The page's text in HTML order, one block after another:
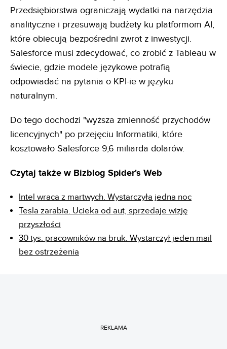
Przedsiębiorstwa ograniczają wydatki na narzędzia
analityczne i przesuwają budżety ku platformom AI,
które obiecują bezpośredni zwrot z inwestycji.
Salesforce musi zdecydować, co zrobić z Tableau w
świecie, gdzie modele językowe potrafią
odpowiadać na pytania o KPI-ie w języku
naturalnym.
Do tego dochodzi "wyższa zmienność przychodów
licencyjnych" po przejęciu Informatiki, które
kosztowało Salesforce 9,6 miliarda dolarów.
Czytaj także w Bizblog Spider's Web
Intel wraca z martwych. Wystarczyła jedna noc
Tesla zarabia. Ucieka od aut, sprzedaje wizję
przyszłości
30 tys. pracowników na bruk. Wystarczył jeden mail
bez ostrzeżenia
REKLAMA